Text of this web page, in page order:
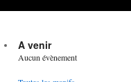
A venir
Aucun évènement